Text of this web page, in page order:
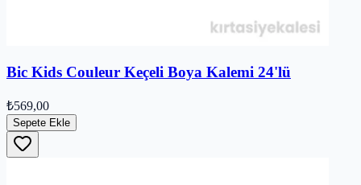
Bic Kids Couleur Keçeli Boya Kalemi 24'lü
₺569,00
Sepete Ekle